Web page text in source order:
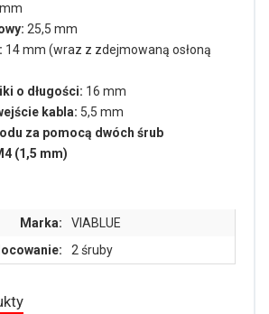
25,5 mm
14 mm (wraz z zdejmowaną osłoną
o długości: 16 mm
kabla: 5,5 mm
za pomocą dwóch śrub
(1,5 mm)
Marka:
VIABLUE
2 śruby